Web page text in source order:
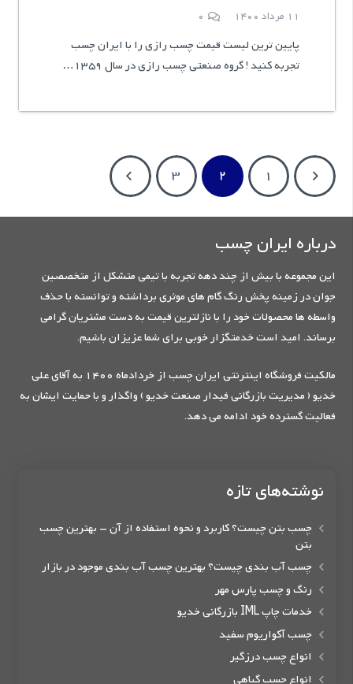
11 مرداد 1400 0
پایین ترین لیست قیمت چسب رازی را با ایران چسب
تجربه کنید ! گروه صنعتی چسب رازی در سال 1359…
1
2
3
درباره ایران چسب
این مجموعه با بیش از چند دهه تجربه با تیمی متشکل از متخصصین
جوان در زمینه پخش رنگ گام های موثری برداشته و توانسته با حذف
واسطه ها محصولات خود را با نازلترین قیمت به دست مشتریان گرامی
برساند. امید است خدمتگزار خوبی برای شما عزیزان باشیم.
مالکیت فروشگاه اینترنتی ایران چسب از خردادماه 1400 به آقای علی
خدیو ( مدیریت بازرگانی فیدار صنعت خدیو ) واگذار و با حمایت ایشان به
فعالیت گسترده خود ادامه می دهد.
نوشته‌های تازه
چسب بتن چیست؟ کاربرد و نحوه استفاده از آن – بهترین چسب
بتن
چسب آب بندی چیست؟ بهترین چسب آب بندی موجود در بازار
رنگ و چسب پارس مهر
خدمات چاپ IML بازرگانی خدیو
چسب آکواریوم سفید
انواع چسب درزگیر
انواع چسب گیاهی